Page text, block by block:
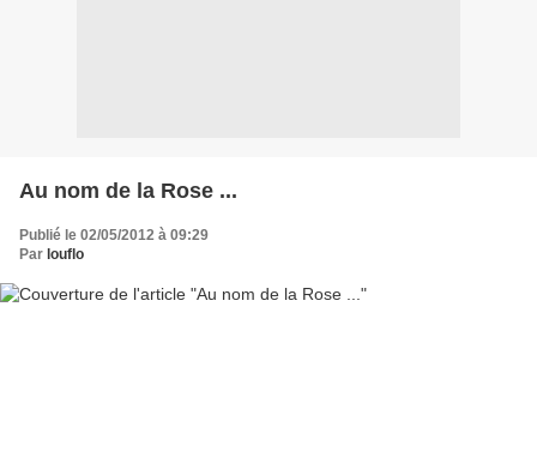
Au nom de la Rose ...
Publié le 02/05/2012 à 09:29
Par louflo